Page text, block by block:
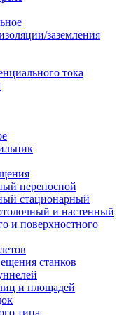
заземления
тока
переносной
стационарный
и настенный
и поверхностного
станков
и площадей
типа